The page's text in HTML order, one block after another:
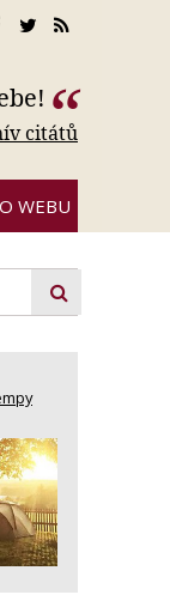
citátů
O WEBU